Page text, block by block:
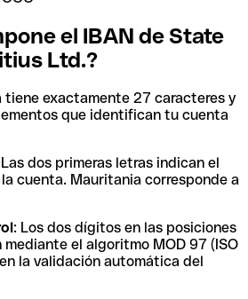
el IBAN de State
Ltd.?
tiene exactamente 27 caracteres y
que identifican tu cuenta
Las dos primeras letras indican el
cuenta. Mauritania corresponde a
: Los dos dígitos en las posiciones
mediante el algoritmo MOD 97 (ISO
la validación automática del